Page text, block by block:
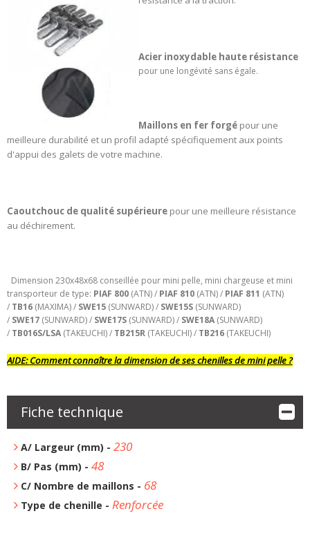
Acier inoxydable haute résistance
pour une longévité sans égale.
Maillons en fer forgépour une
meilleure durabilité et un profil adapté spécifiquement aux points
d'appui des galets de votre machine.
Caoutchouc de qualité supérieurepour une meilleure résistance
au déchirement.
Dimension 230x48x68 conseillée pour mini pelle, mini chargeuse et mini
transporteur de type: PIAF 800(ATN) / PIAF 810(ATN) / PIAF 811 (ATN)
/ TB16(MAXIMA) / SWE15(SUNWARD) / SWE15S(SUNWARD)
/ SWE17(SUNWARD) / SWE17S(SUNWARD) / SWE18A(SUNWARD)
/ TB016S/LSA(TAKEUCHI) / TB215R(TAKEUCHI) / TB216(TAKEUCHI)
AIDE:Comment connaître la dimension de ses chenilles de mini pelle ?
Fiche technique
A/ Largeur (mm) - 230
B/ Pas (mm) - 48
C/ Nombre de maillons - 68
Type de chenille - Renforcée